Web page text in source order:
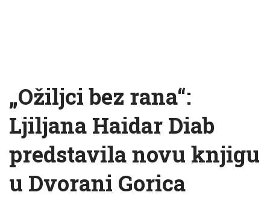
„Ožiljci bez rana“:
Ljiljana Haidar Diab
predstavila novu knjigu
u Dvorani Gorica